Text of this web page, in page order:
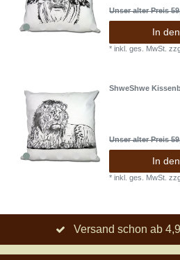
Unser alter Preis
In
*inkl. ges. MwSt.
ShweShwe
Unser alter Preis
In
*inkl. ges. MwSt.
Versand schon ab